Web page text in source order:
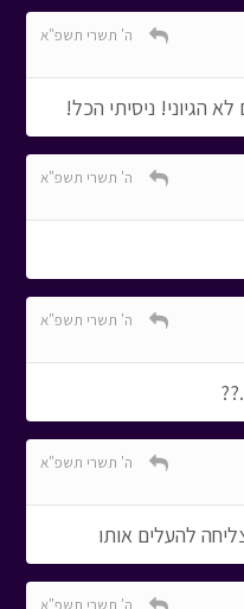
ה' תשרי תשפ"א
הגיוני! ניסיתי הכל!
ה' תשרי תשפ"א
ה' תשרי תשפ"א
ה' תשרי תשפ"א
ה' תשרי תשפ"א